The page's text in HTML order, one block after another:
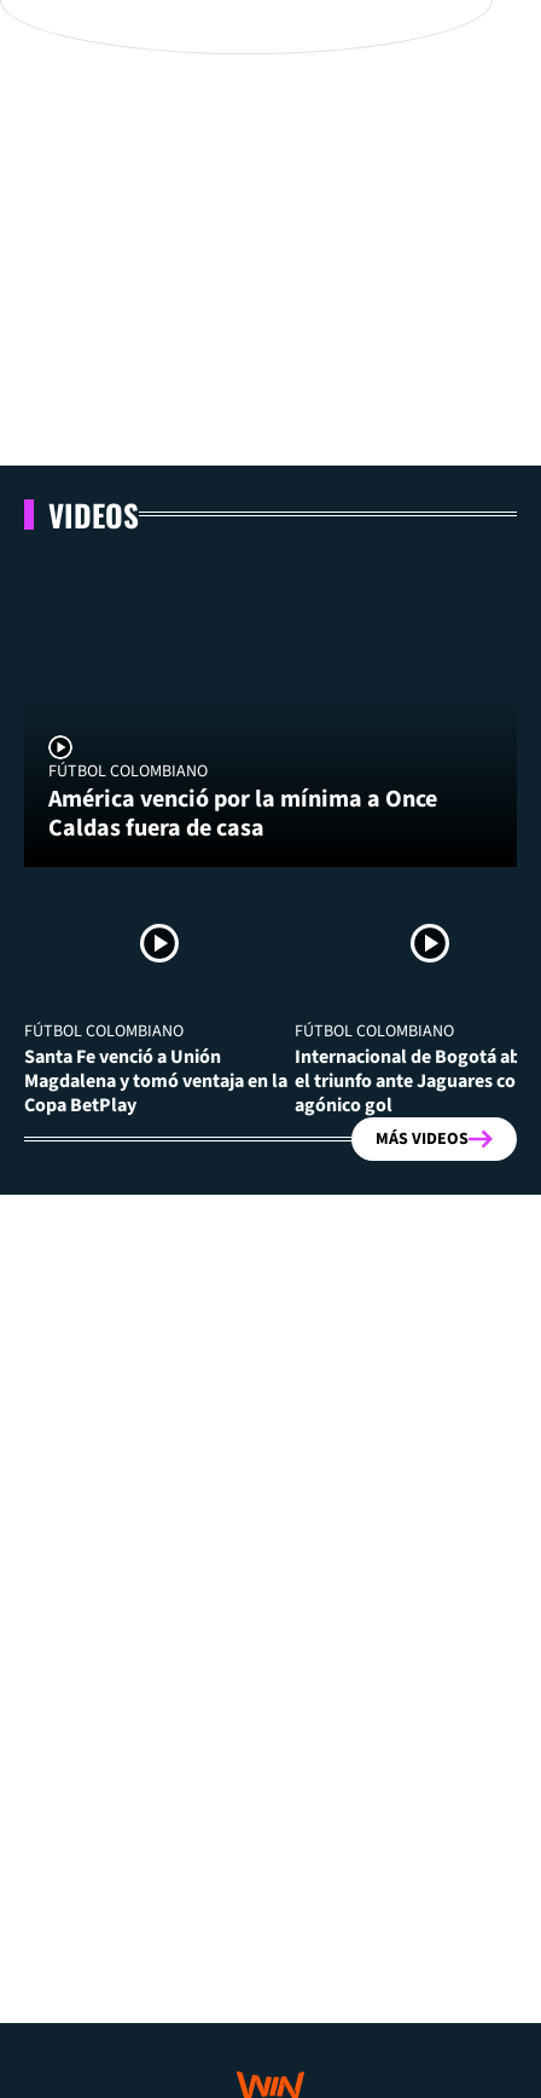
VIDEOS
FÚTBOL COLOMBIANO
América venció por la mínima a Once
Caldas fuera de casa
FÚTBOL COLOMBIANO
Santa Fe venció a Unión
Magdalena y tomó ventaja en la
Copa BetPlay
FÚTBOL COLOMBIANO
Internacional de Bogotá
el triunfo ante Jaguares con
agónico gol
MÁS VIDEOS